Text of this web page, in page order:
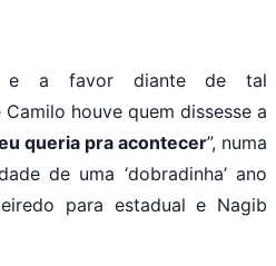
e a favor diante de tal
houve quem dissesse a
queria pra acontecer”, numa
de uma ‘dobradinha’ ano
para estadual e Nagib